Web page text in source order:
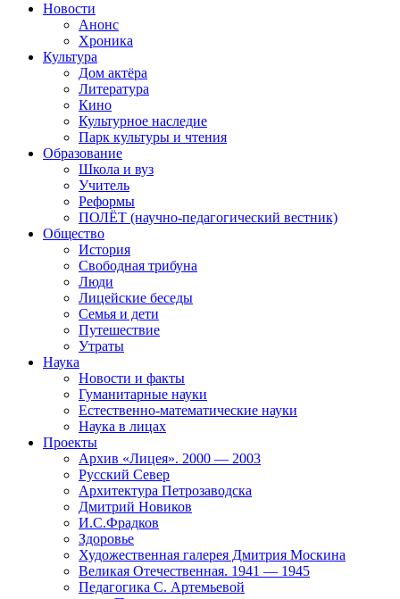
Новости
Анонс
Хроника
Культура
Дом актёра
Литература
Кино
Культурное наследие
Парк культуры и чтения
Образование
Школа и вуз
Учитель
Реформы
ПОЛЁТ (научно-педагогический вестник)
Общество
История
Свободная трибуна
Люди
Лицейские беседы
Семья и дети
Путешествие
Утраты
Наука
Новости и факты
Гуманитарные науки
Естественно-математические науки
Наука в лицах
Проекты
Архив «Лицея». 2000 — 2003
Русский Север
Архитектура Петрозаводска
Дмитрий Новиков
И.С.Фрадков
Здоровье
Художественная галерея Дмитрия Москина
Великая Отечественная. 1941 — 1945
Педагогика С. Артемьевой